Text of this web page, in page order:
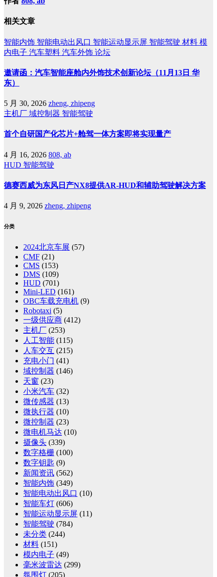
相关文章
智能内饰 智能电动出风口 智能运动显示屏 智能驾驶 材料 模
内电子 汽车塑料 汽车外饰 论坛
邀请函：汽车智能座舱内外饰技术创新论坛（11月13日 华
东）
5 月 30, 2026 zheng, zhipeng
主机厂 域控制器 智能驾驶
首个自研国产化芯片+舱驾一体方案即将实现量产
4 月 16, 2026 808, ab
HUD 智能驾驶
德赛西威为东风日产NX8提供AR-HUD和辅助驾驶解决方案
4 月 9, 2026 zheng, zhipeng
分类
2024北京车展 (57)
CMF (21)
CMS (153)
DMS (109)
HUD (701)
Mini-LED (161)
OBC车载充电机 (9)
Robotaxi (5)
一级供应商 (412)
主机厂 (253)
人工智能 (115)
人车交互 (215)
充电小门 (41)
域控制器 (146)
天窗 (23)
小米汽车 (32)
微传感器 (13)
微执行器 (10)
微控制器 (23)
微电机马达 (10)
摄像头 (339)
数字格栅 (100)
数字钥匙 (9)
新闻资讯 (562)
智能内饰 (349)
智能电动出风口 (10)
智能车灯 (606)
智能运动显示屏 (11)
智能驾驶 (784)
未分类 (244)
材料 (151)
模内电子 (49)
毫米波雷达 (299)
氛围灯 (205)